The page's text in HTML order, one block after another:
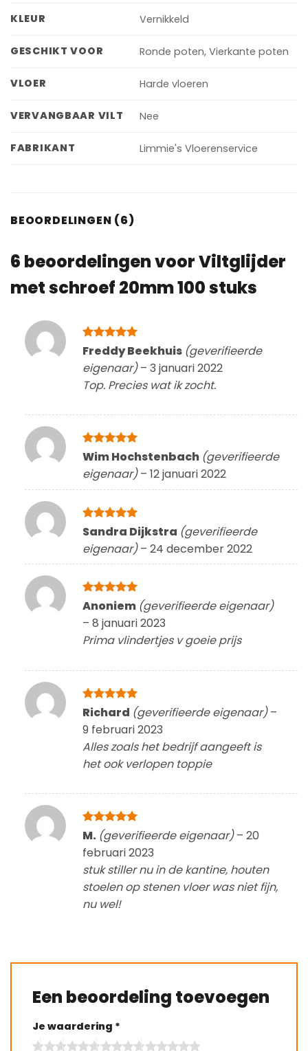
KLEUR Vernikkeld
GESCHIKT VOOR Ronde poten, Vierkante poten
VLOER Harde vloeren
VERVANGBAAR VILT Nee
FABRIKANT Limmie's Vloerenservice
BEOORDELINGEN (6)
6 beoordelingen voorViltglijder
met schroef 20mm 100 stuks
Gewaardeerd
Freddy Beekhuis (geverifieerde
eigenaar) – 3 januari 2022
Top. Precies wat ik zocht.
Gewaardeerd
Wim Hochstenbach (geverifieerde
eigenaar) – 12 januari 2022
Gewaardeerd
5uit 5
Sandra Dijkstra (geverifieerde
eigenaar) – 24 december 2022
Gewaardeerd
Anoniem (geverifieerde eigenaar)
– 8 januari 2023
Prima vlindertjes v goeie prijs
Gewaardeerd
5uit 5
Richard (geverifieerde eigenaar) –
9 februari 2023
Alles zoals het bedrijf aangeeft is
het ook verlopen toppie
Gewaardeerd
uit 5
M. (geverifieerde eigenaar) – 20
februari 2023
stuk stiller nu in de kantine, houten
stoelen op stenen vloer was niet fijn,
nu wel!
Een beoordeling toevoegen
Je waardering *